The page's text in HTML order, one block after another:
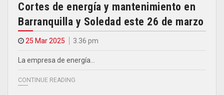
Cortes de energía y mantenimiento en
Barranquilla y Soledad este 26 de marzo
25 Mar 2025 3.36 pm
La empresa de energía…
CONTINUE READING